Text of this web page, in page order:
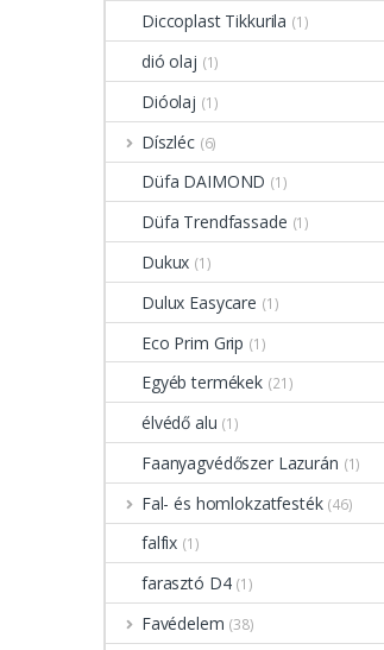
Diccoplast Tikkurila (1)
dió olaj (1)
Dióolaj (1)
Díszléc (6)
Düfa DAIMOND (1)
Düfa Trendfassade (1)
Dukux (1)
Dulux Easycare (1)
Eco Prim Grip (1)
Egyéb termékek (21)
élvédő alu (1)
Faanyagvédőszer Lazurán (1)
Fal- és homlokzatfesték (46)
falfix (1)
farasztó D4 (1)
Favédelem (38)